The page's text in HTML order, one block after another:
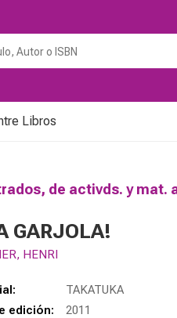
Libros
de activds. y mat.
GARJOLA!
HENRI
TAKATUKA
edición:
2011